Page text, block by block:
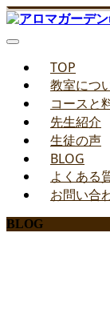
TOP
教室につ
コースと
先生紹介
生徒の声
BLOG
よくある
お問い合
BLOG